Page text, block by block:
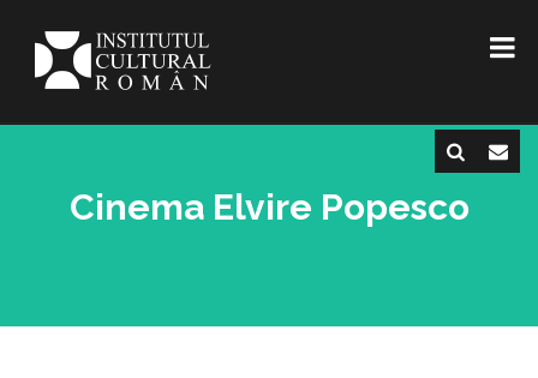
Cinema Elvire Popesco